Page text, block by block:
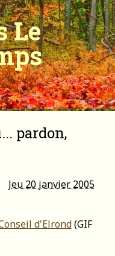
Le
pardon,
Jeu 20 janvier 2005
d'Elrond(GIF